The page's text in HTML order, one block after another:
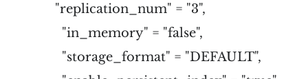
"replication_num" = "3",
"in_memory" = "false",
"storage_format" = "DEFAULT",